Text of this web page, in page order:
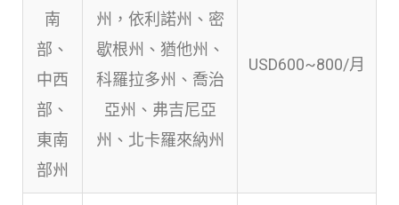
南
部、
中西
部、
東南
部州
州，依利諾州、密
歇根州、猶他州、
科羅拉多州、喬治
亞州、弗吉尼亞
州、北卡羅來納州
USD600~800/月